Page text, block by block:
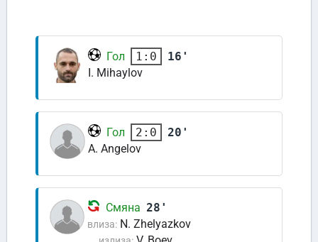
Гол 1:0
16'
I. Mihaylov
Гол 2:0
20'
A. Angelov
Смяна 28'
влиза: N. Zhelyazkov